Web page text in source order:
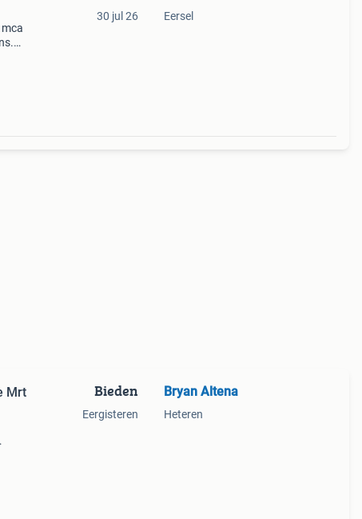
30 jul 26 Eersel
Mrt
Bieden
Eergisteren
Bryan Altena
Heteren